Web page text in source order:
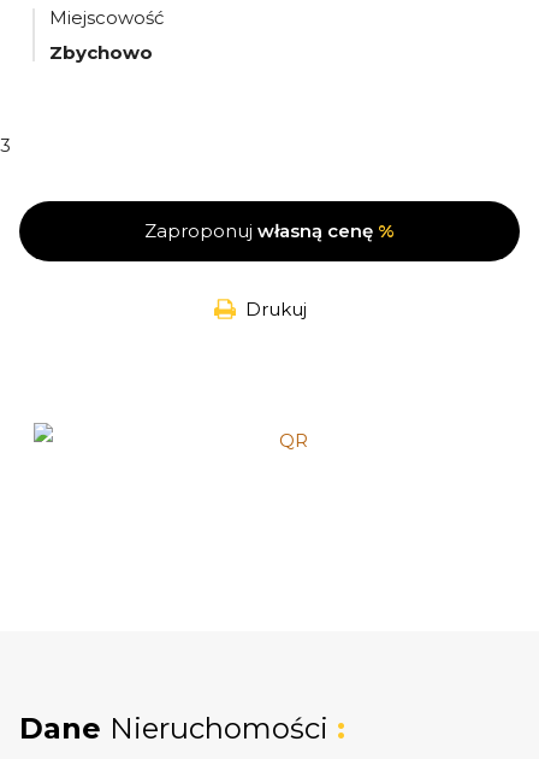
Miejscowość
Zbychowo
3
Zaproponuj własną cenę %
Drukuj
Dane Nieruchomości :